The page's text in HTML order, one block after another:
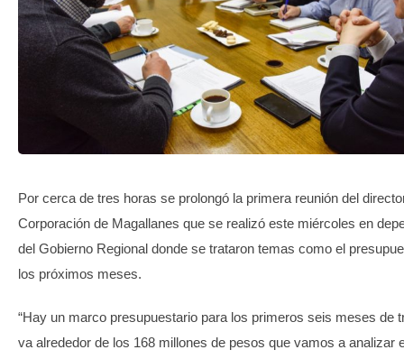
APP MÓVIL
TRANSPARENCIA
Por cerca de tres horas se prolongó la primera reunión del
Corporación de Magallanes que se realizó este miércoles en
del Gobierno Regional donde se trataron temas como el
los próximos meses.
“Hay un marco presupuestario para los primeros seis meses de
va alrededor de los 168 millones de pesos que vamos a analizar